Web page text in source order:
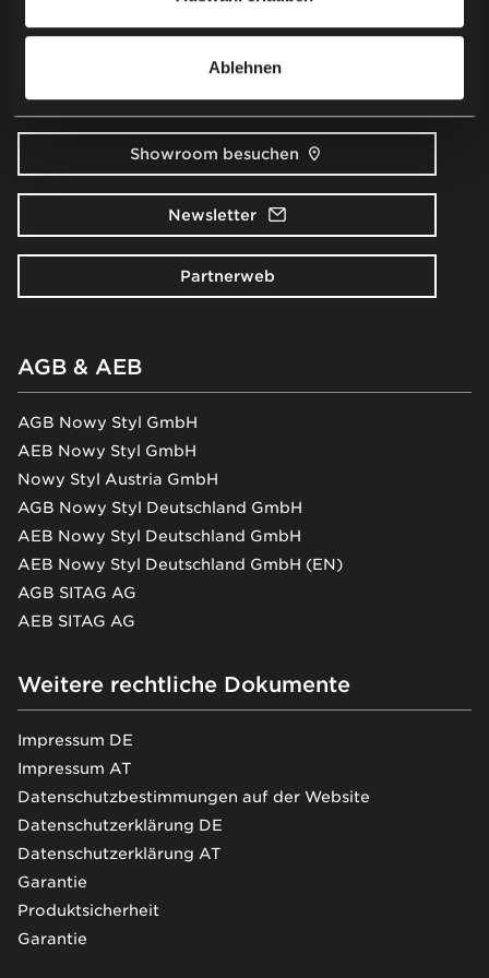
Ablehnen
Kontakt
Showroom besuchen
Newsletter
Partnerweb
AGB & AEB
AGB Nowy Styl GmbH
AEB Nowy Styl GmbH
Nowy Styl Austria GmbH
AGB Nowy Styl Deutschland GmbH
AEB Nowy Styl Deutschland GmbH
AEB Nowy Styl Deutschland GmbH (EN)
AGB SITAG AG
AEB SITAG AG
Weitere rechtliche Dokumente
Impressum DE
Impressum AT
Datenschutzbestimmungen auf der Website
Datenschutzerklärung DE
Datenschutzerklärung AT
Garantie
Produktsicherheit
Garantie